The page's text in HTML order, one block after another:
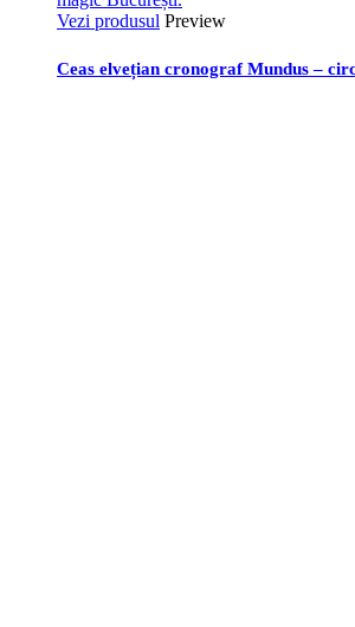
Vezi produsul Preview
Ceas elvețian cronograf Mundus –